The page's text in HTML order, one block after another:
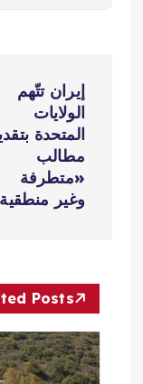
ص
م
إيران تتّهم
الولايات
المتحدة
مطالب
«متطرفة
وغير
Posts